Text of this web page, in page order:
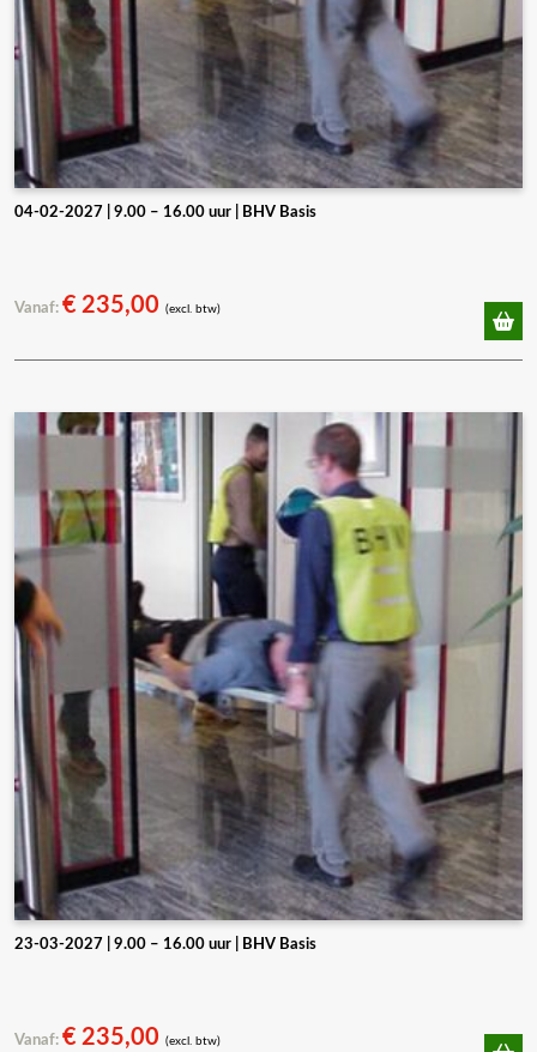
04-02-2027 | 9.00 – 16.00 uur | BHV Basis
Vanaf: € 235,00 (excl. btw)
23-03-2027 | 9.00 – 16.00 uur | BHV Basis
Vanaf: € 235,00 (excl. btw)